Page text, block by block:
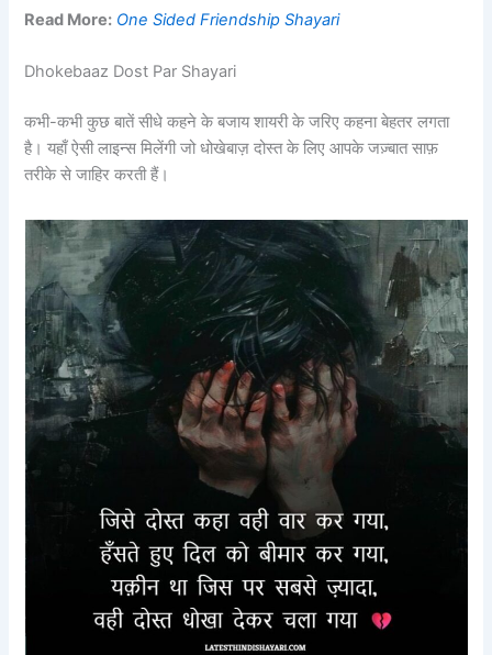
Read More: One Sided Friendship Shayari
Dhokebaaz Dost Par Shayari
कभी-कभी कुछ बातें सीधे कहने के बजाय शायरी के जरिए कहना बेहतर लगता
है। यहाँ ऐसी लाइन्स मिलेंगी जो धोखेबाज़ दोस्त के लिए आपके जज़्बात साफ़
तरीके से जाहिर करती हैं।